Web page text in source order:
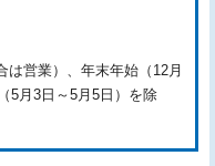
は営業）、年末年始（12月
5月3日～5月5日）を除